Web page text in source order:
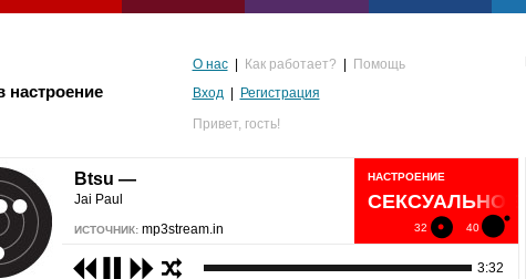
настроение
О нас Как работает?
Помощь
Вход
Регистрация
Привет, гость!
Btsu —
Jai Paul
ИСТОЧНИК: mp3stream.in
НАСТРОЕНИЕ
СЕКСУАЛЬНОЕ
32 40
3:32